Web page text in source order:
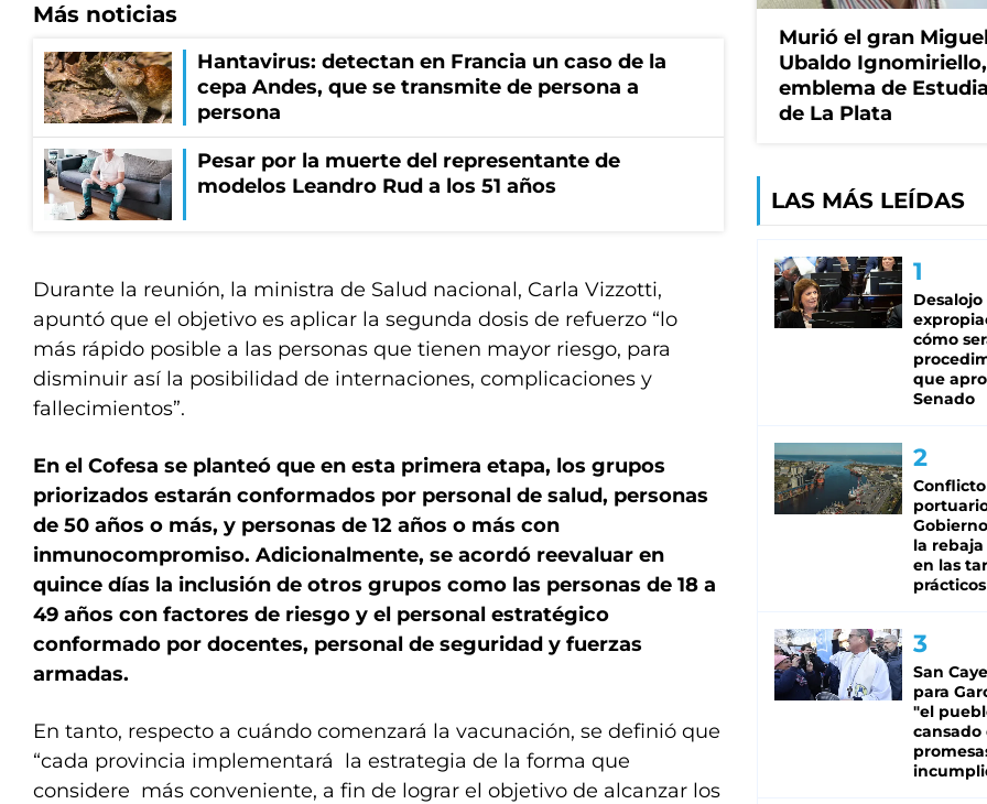
Más noticias
Hantavirus: detectan en Francia un caso de la
cepa Andes, que se transmite de persona a
persona
Pesar por la muerte del representante de
modelos Leandro Rud a los 51 años
Durante la reunión, la ministra de Salud nacional, Carla Vizzotti,
apuntó que el objetivo es aplicar la segunda dosis de refuerzo “lo
más rápido posible a las personas que tienen mayor riesgo, para
disminuir así la posibilidad de internaciones, complicaciones y
fallecimientos”.
En el Cofesa se planteó que en esta primera etapa, los grupos
priorizados estarán conformados por personal de salud, personas
de 50 años o más, y personas de 12 años o más con
inmunocompromiso. Adicionalmente, se acordó reevaluar en
quince días la inclusión de otros grupos como las personas de 18 a
49 años con factores de riesgo y el personal estratégico
conformado por docentes, personal de seguridad y fuerzas
armadas.
En tanto, respecto a cuándo comenzará la vacunación, se definió que
“cada provincia implementará la estrategia de la forma que
considere más conveniente, a fin de lograr el objetivo de alcanzar los
Murió el gran Miguel
Ubaldo
emblema de
de La Plata
LAS MÁS LEÍDAS
cómo
que
Senado
Conflicto
la rebaja
en las
prácticos
San
para
"el
cansado